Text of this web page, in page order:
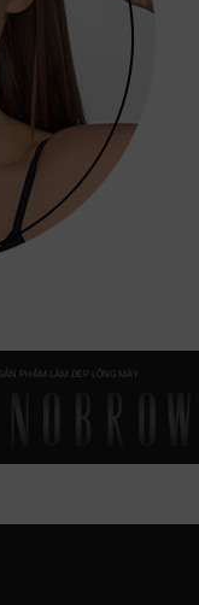
SẢN PHẨM LÀM ĐẸP LÔNG MÀY